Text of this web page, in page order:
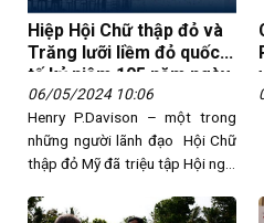
Hiệp Hội Chữ thập đỏ và
Trăng lưỡi liềm đỏ quốc
tế kỷ niệm 105 năm ngày
ra đời
06/05/2024 10:06
Henry P.Davison – một trong
những người lãnh đạo Hội Chữ
thập đỏ Mỹ đã triệu tập Hội nghị
05/5/1919 tại Paris (thủ đô